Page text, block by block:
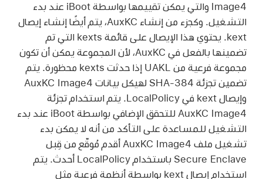
Image4 والتي يمكن تقييمها بواسطة iBoot عند بدء
التشغيل. وكجزء من إنشاء AuxKC، يتم أيضًا إنشاء إيصال
kext. يحتوي هذا الإيصال على قائمة kexts التي تم
تضمينها بالفعل في AuxKC، لأن المجموعة يمكن أن تكون
مجموعة فرعية من UAKL إذا حدثت kexts محظورة. يتم
تضمين تجزئة SHA-384 لهيكل بيانات AuxKC Image4
وإيصال kext في LocalPolicy. يتم استخدام تجزئة
AuxKC Image4 للتحقق الإضافي بواسطة iBoot عند بدء
التشغيل للمساعدة على التأكد من أنه لا يمكن بدء
تشغيل ملف AuxKC Image4 أقدم مُوقّع من قِبل
Secure Enclave باستخدام LocalPolicy أحدث. يتم
استخدام إيصال kext بواسطة أنظمة فرعية مثل